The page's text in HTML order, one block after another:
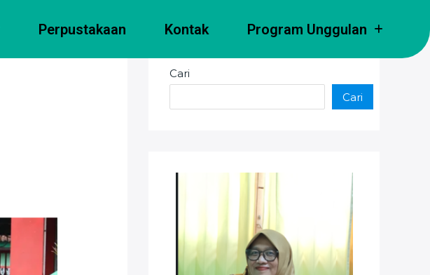
Perpustakaan Kontak Program Unggulan
Cari
Cari